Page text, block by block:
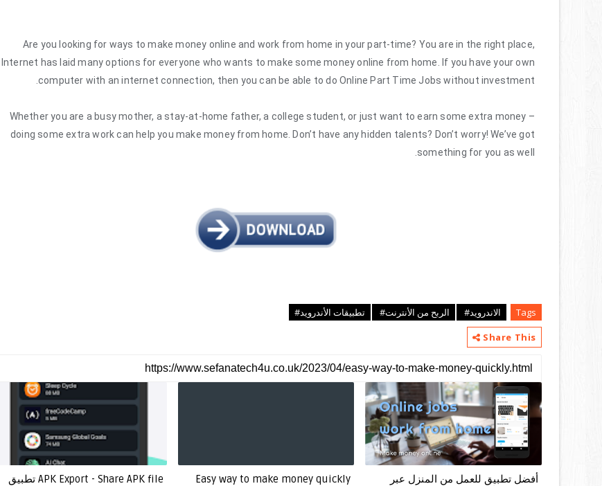
Are you looking for ways tomake money online and work from home in your part-time? You are in the right place,
Internet has laid many options for everyone who wants to make somemoney online from home . If you have your own
computer with an internet connection, then you can be able to do Online Part Time Jobs without investment
Whether you are a busy mother, a stay-at-home father, a college student, or just want to earn some extra money –
doing some extra work can help you make money from home. Don’t have any hidden talents? Don’t worry! We’ve got
something for you as well.
Tags الاندرويد# الربح من الأنترنت#
تطبيقات الأندرويد#
Share This
APK Export - Share APK file تطبيق Easy way to make money quickly
أفضل تطبيق للعمل من المنزل عبر